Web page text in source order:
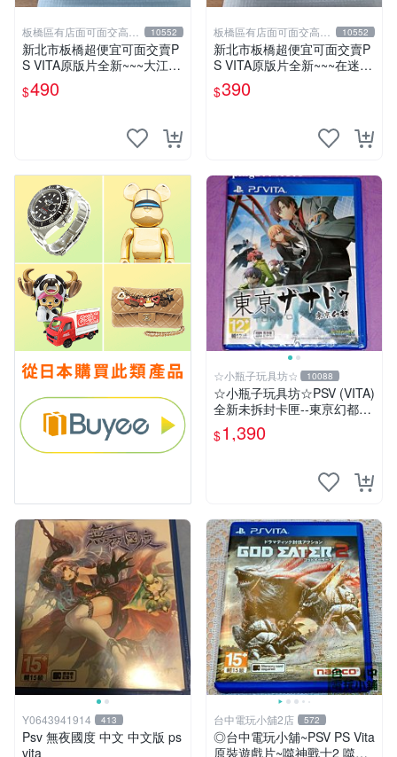
板橋區有店面可面交高價
回收電玩
10552
新北市板橋超便宜可面交賣P
S VITA原版片全新~~~大江戸
BlackSmith~~~便宜賣
$490
板橋區有店面可面交高價
回收電玩
10552
新北市板橋超便宜可面交賣P
S VITA原版片全新~~~在迷Q
地下去死團 在迷宮地下去死
團~~~便宜賣
$390
☆小瓶子玩具坊☆ 10088
☆小瓶子玩具坊☆PSV (VITA)
全新未拆封卡匣--東亰幻都
《東京幻都 Tokyo Xanadu》
中文版
$1,390
Y0643941914 413
Psv 無夜國度 中文 中文版 ps
vita
台中電玩小舖2店 572
◎台中電玩小舖~PSV PS Vita
原裝遊戲片~噬神戰士2 噬神